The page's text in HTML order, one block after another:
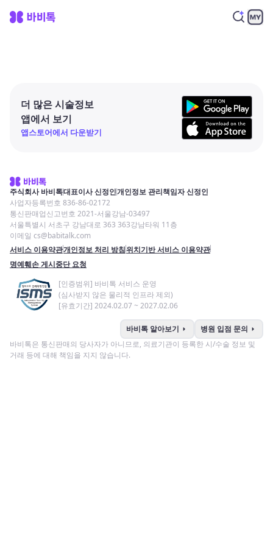
더 많은 시술정보
앱에서 보기
앱스토어에서 다운받기
주식회사 바비톡대표이사 신정인개인정보 관리책임자 신정인
사업자등록번호 836-86-02172
통신판매업신고번호 2021-서울강남-03497
서울특별시 서초구 강남대로 363 363강남타워 11층
이메일 cs@babitalk.com
서비스 이용약관개인정보 처리 방침위치기반 서비스 이용약관
명예훼손 게시중단 요청
[인증범위] 바비톡 서비스 운영
(심사받지 않은 물리적 인프라 제외)
[유효기간] 2024.02.07 ~ 2027.02.06
바비톡 알아보기 arrow_right 병원 입점 문의 arrow_right
바비톡은 통신판매의 당사자가 아니므로, 의료기관이 등록한 시/수술 정보 및
거래 등에 대해 책임을 지지 않습니다.